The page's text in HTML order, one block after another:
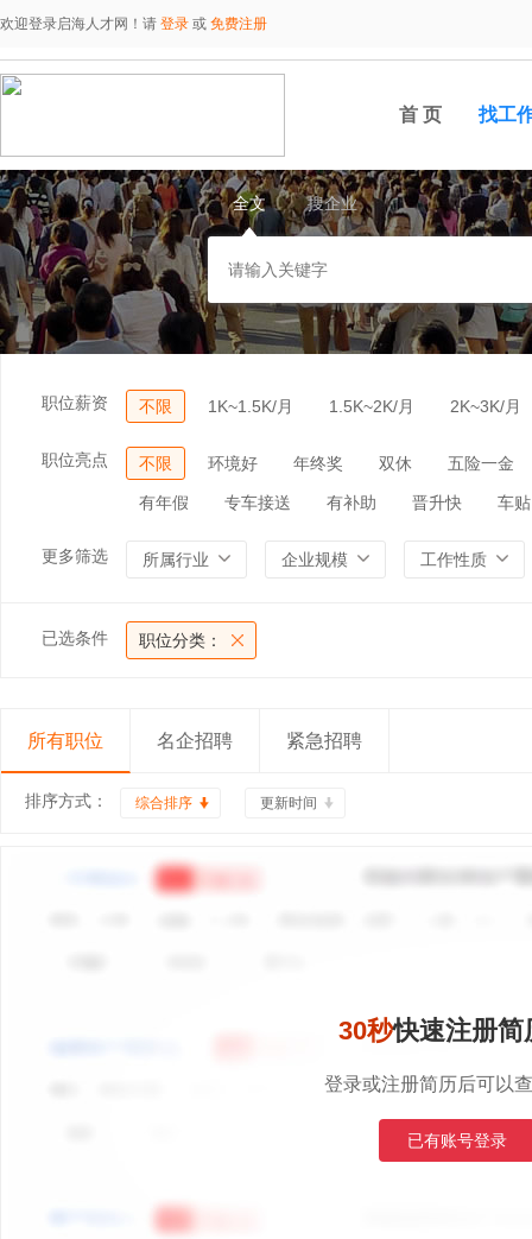
欢迎登录启海人才网！请 登录 或 免费注册
首 页 找工
全文 搜企业
职位薪资 不限 1K~1.5K/月 1.5K~2K/月 2K~3K/月
职位亮点 不限 环境好 年终奖 双休 五险一金
有年假 专车接送 有补助 晋升快 车贴
更多筛选 所属行业 企业规模 工作性质
已选条件 职位分类：
所有职位 名企招聘 紧急招聘
排序方式： 综合排序 更新时间
30秒快速注册简
登录或注册简历后可以
已有账号登录